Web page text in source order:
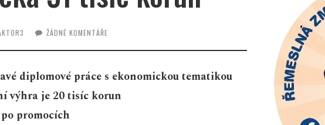
ŽÁDNÉ KOMENTÁŘE
diplomové práce s ekonomickou tematikou
výhra je 20 tisíc korun
promocích